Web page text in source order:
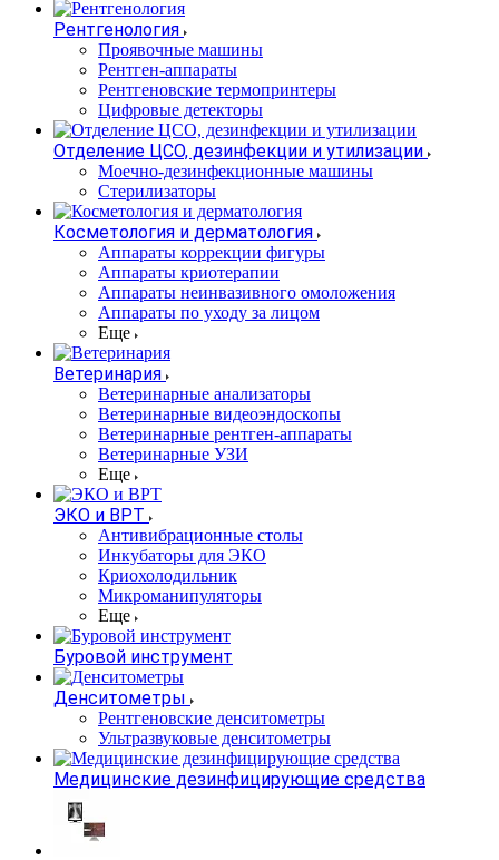
Рентгенология
Проявочные машины
Рентген-аппараты
Рентгеновские термопринтеры
Цифровые детекторы
Отделение ЦСО, дезинфекции и утилизации
Моечно-дезинфекционные машины
Стерилизаторы
Косметология и дерматология
Аппараты коррекции фигуры
Аппараты криотерапии
Аппараты неинвазивного омоложения
Аппараты по уходу за лицом
Еще
Ветеринария
Ветеринарные анализаторы
Ветеринарные видеоэндоскопы
Ветеринарные рентген-аппараты
Ветеринарные УЗИ
Еще
ЭКО и ВРТ
Антивибрационные столы
Инкубаторы для ЭКО
Криохолодильник
Микроманипуляторы
Еще
Буровой инструмент
Денситометры
Рентгеновские денситометры
Ультразвуковые денситометры
Медицинские дезинфицирующие средства